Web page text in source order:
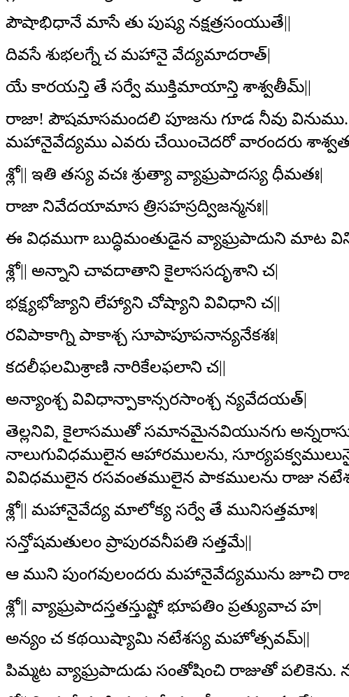
పౌషాభిధానే మాసే తు పుష్య నక్షత్రసంయుతే||
దివసే శుభలగ్నే చ మహానై వేద్యమాదరాత్‌|
యే కారయన్తి తే సర్వే ముక్తిమాయాన్తి శాశ్వతీమ్‌||
రాజా! పౌషమాసమందలి పూజను గూడ నీవు వినుము.
మహానైవేద్యము ఎవరు చేయించెదరో వారందరు
శ్లో|| ఇతి తస్య వచః శ్రుత్యా వ్యాఘ్రపాదస్య ధీమతః|
రాజా నివేదయామాస త్రిసహస్రద్విజన్మనః||
ఈ విధముగా బుద్ధిమంతుడైన వ్యాఘ్రపాదుని మాట
శ్లో|| అన్నాని చావదాతాని కైలాససదృశాని చ|
భక్ష్యభోజ్యాని లేహ్యాని చోష్యాని వివిధాని చ||
రవిపాకాగ్ని పాకాశ్చ సూపాపూపనాన్యనేకశః|
కదలీఫలమిశ్రాణి నారికేలఫలాని చ||
అన్యాంశ్చ వివిధాన్పాకాన్సరసాంశ్చ న్యవేదయత్‌|
తెల్లనివి, కైలాసముతో సమానమైనవియునగు
నాలుగువిధములైన ఆహారములను,
వివిధములైన రసవంతములైన పాకములను రాజు
శ్లో|| మహానైవేద్య మాలోక్య సర్వే తే మునిసత్తమాః|
సన్తోషమతులం ప్రాపురవనీపతి సత్తమే||
ఆ ముని పుంగవులందరు మహానైవేద్యమును జూచి
శ్లో|| వ్యాఘ్రపాదస్తతస్తుష్టో భూపతిం ప్రత్యువాచ హ|
అన్యం చ కథయిష్యామి నటేశస్య మహోత్సవమ్‌||
పిమ్మట వ్యాఘ్రపాదుడు సంతోషించి రాజుతో